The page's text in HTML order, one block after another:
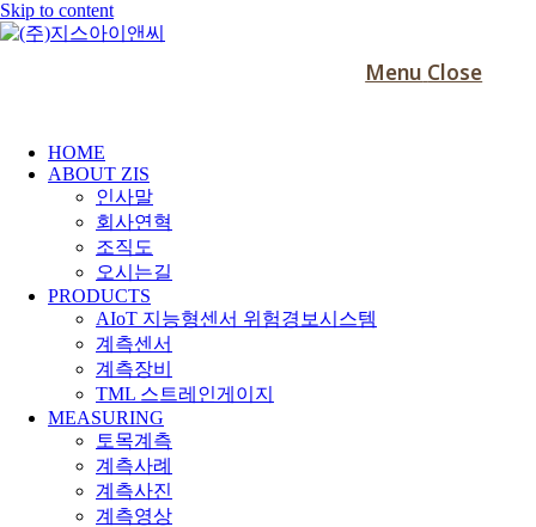
Skip to content
Menu Close
HOME
ABOUT ZIS
인사말
회사연혁
조직도
오시는길
PRODUCTS
AIoT 지능형센서 위험경보시스템
계측센서
계측장비
TML 스트레인게이지
MEASURING
토목계측
계측사례
계측사진
계측영상